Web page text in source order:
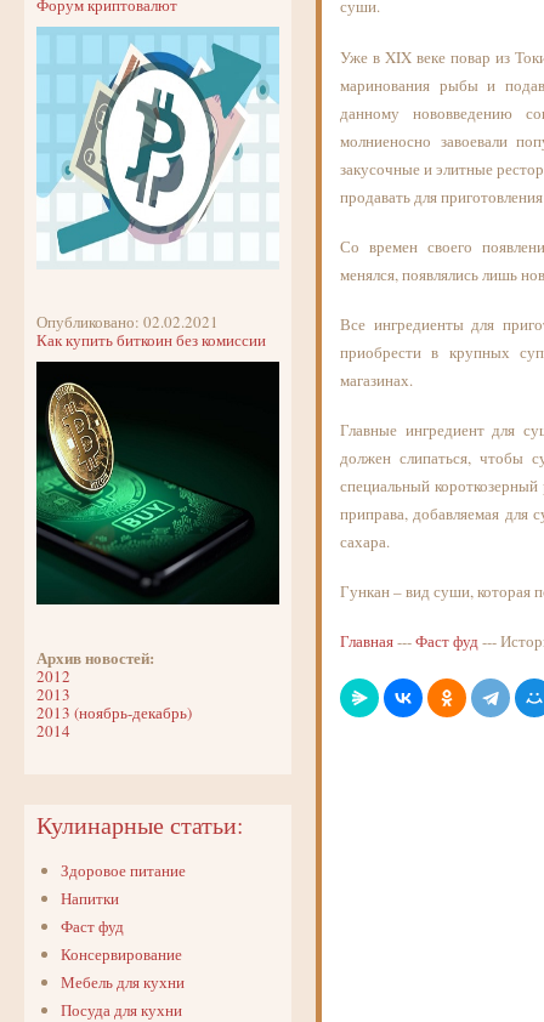
Форум криптовалют
Опубликовано: 02.02.2021
Как купить биткоин без комиссии
Архив новостей:
2012
2013
2013 (ноябрь-декабрь)
2014
Кулинарные статьи:
Здоровое питание
Напитки
Фаст фуд
Консервирование
Мебель для кухни
Посуда для кухни
суши.
Уже в XIX веке повар из
маринования рыбы и
данному нововведению
молниеносно завоевали
закусочные и элитные
продавать для
Со времен своего
менялся, появлялись лишь
Все ингредиенты для
приобрести в крупных
магазинах.
Главные ингредиент для
должен слипаться,
специальный
приправа, добавляемая для
сахара.
Гункан – вид суши, которая
Главная---Фаст фуд ---